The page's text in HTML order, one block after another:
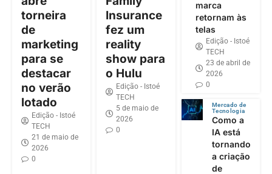
torneira
de
marketing
para se
destacar
no verão
lotado
Edição - Istoé
TECH
21 de maio de
2026
0
Insurance
fez um
reality
show para
o Hulu
Edição - Istoé
TECH
5 de maio de
2026
0
marca
retornam às
telas
Edição - Istoé
TECH
23 de abril de
2026
0
Mercado de
Tecnologia
Como a
IA está
tornando
a criação
de